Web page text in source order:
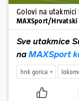
Golovi na utakmici
MAXSport/Hrvatski
Sve utakmice
na MAXSport
hnk gorica